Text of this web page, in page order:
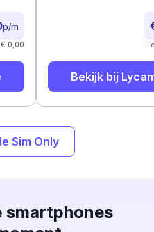
p/m
€ 0,00
Bekijk bij
Sim Only
smartphones